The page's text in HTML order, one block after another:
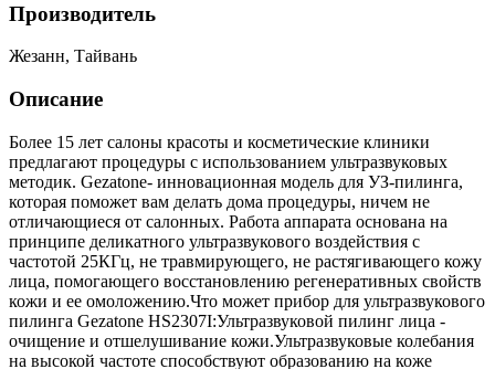
Производитель
Жезанн, Тайвань
Описание
Более 15 лет салоны красоты и косметические клиники
предлагают процедуры с использованием ультразвуковых
методик. Gezatone- инновационная модель для УЗ-пилинга,
которая поможет вам делать дома процедуры, ничем не
отличающиеся от салонных. Работа аппарата основана на
принципе деликатного ультразвукового воздействия с
частотой 25КГц, не травмирующего, не растягивающего кожу
лица, помогающего восстановлению регенеративных свойств
кожи и ее омоложению.Что может прибор для ультразвукового
пилинга Gezatone HS2307I:Ультразвуковой пилинг лица -
очищение и отшелушивание кожи.Ультразвуковые колебания
на высокой частоте способствуют образованию на коже